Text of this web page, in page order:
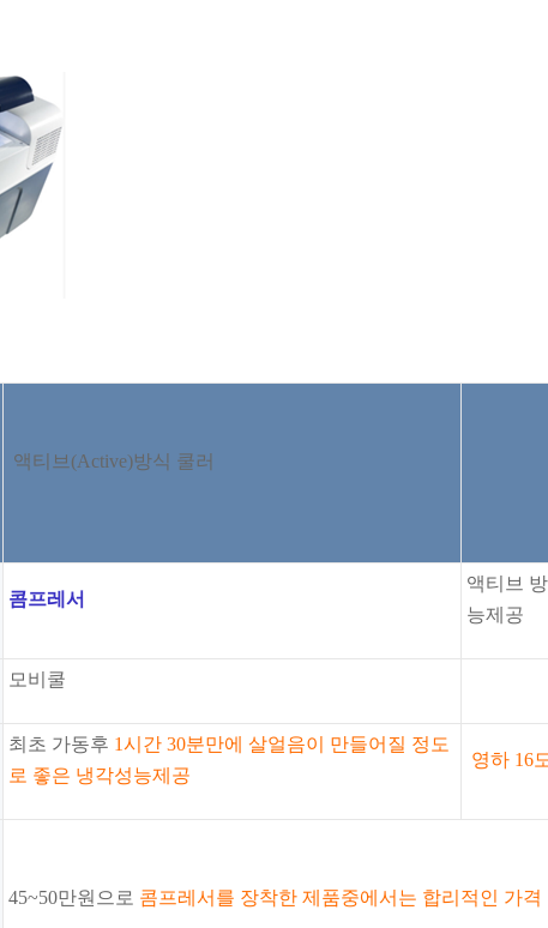
액티브(Active)방식 쿨러
콤프레서
액티브
능제공
모비쿨
최초 가동후 1시간 30분만에 살얼음이 만들어질 정도
로 좋은 냉각성능제공
영하 16
45~50만원으로 콤프레서를 장착한 제품중에서는 합리적인 가격